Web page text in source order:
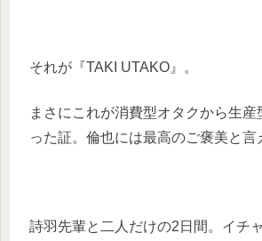
それが『TAKI UTAKO』。
まさにこれが消費型オタクから生産
った証。倫也には最高のご褒美と言
詩羽先輩と二人だけの2日間。イチ